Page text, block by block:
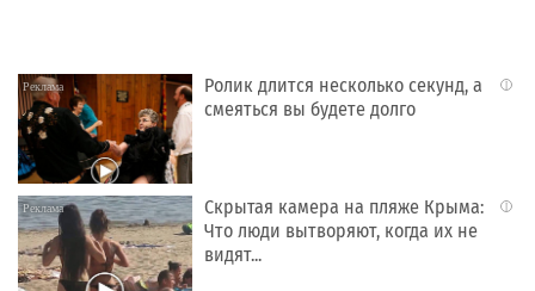
i
Ролик длится несколько секунд, а
смеяться вы будете долго
i
Скрытая камера на пляже Крыма:
Что люди вытворяют, когда их не
видят...